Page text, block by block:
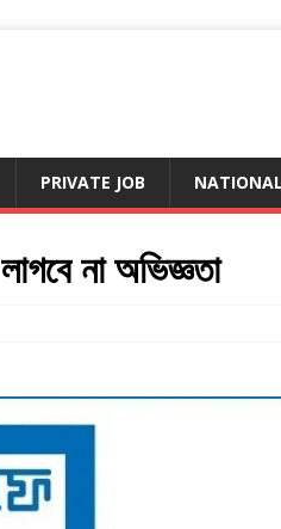
PRIVATE JOB NATIONAL
না অভিজ্ঞতা